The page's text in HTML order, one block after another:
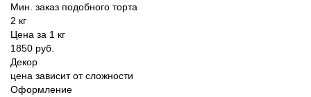
Мин. заказ подобного торта
2 кг
Цена за 1 кг
1850 руб.
Декор
цена зависит от сложности
Оформление